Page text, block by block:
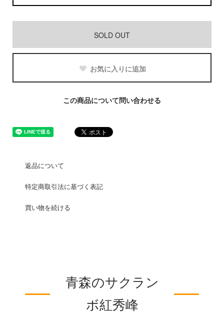
SOLD OUT
お気に入りに追加
この商品について問い合わせる
返品について
特定商取引法に基づく表記
買い物を続ける
青森のサクラン
ボ紅秀峰